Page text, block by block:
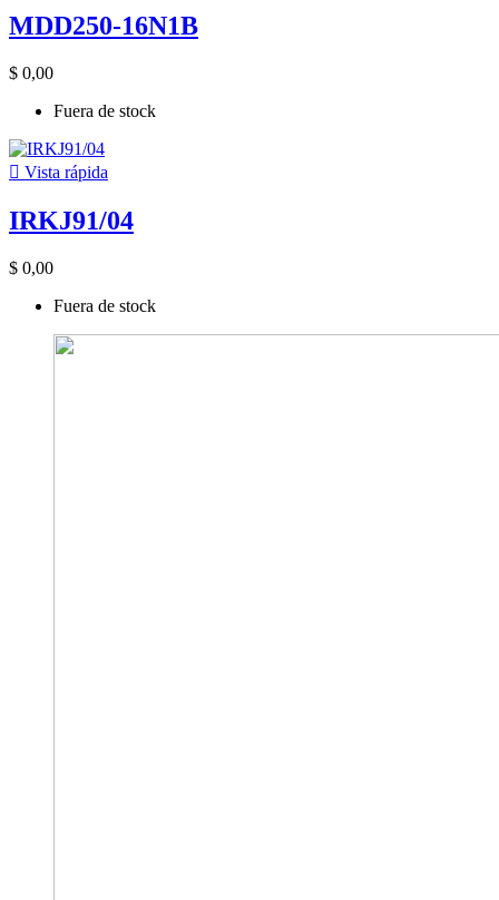
MDD250-16N1B
$ 0,00
Fuera de stock
 Vista rápida
IRKJ91/04
$ 0,00
Fuera de stock